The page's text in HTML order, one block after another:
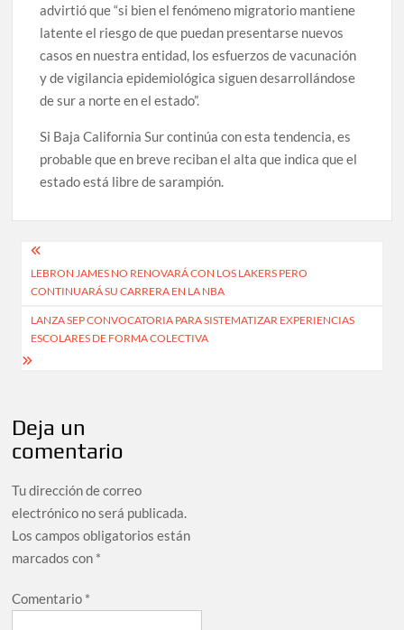
advirtió que “si bien el fenómeno migratorio mantiene
latente el riesgo de que puedan presentarse nuevos
casos en nuestra entidad, los esfuerzos de vacunación
y de vigilancia epidemiológica siguen desarrollándose
de sur a norte en el estado”.
Si Baja California Sur continúa con esta tendencia, es
probable que en breve reciban el alta que indica que el
estado está libre de sarampión.
Navegación
de
entradas
LEBRON JAMES NO RENOVARÁ CON LOS LAKERS PERO
CONTINUARÁ SU CARRERA EN LA NBA
LANZA SEP CONVOCATORIA PARA SISTEMATIZAR EXPERIENCIAS
ESCOLARES DE FORMA COLECTIVA
Deja un
comentario
Tu dirección de correo
electrónico no será publicada.
Los campos obligatorios están
marcados con *
Comentario *